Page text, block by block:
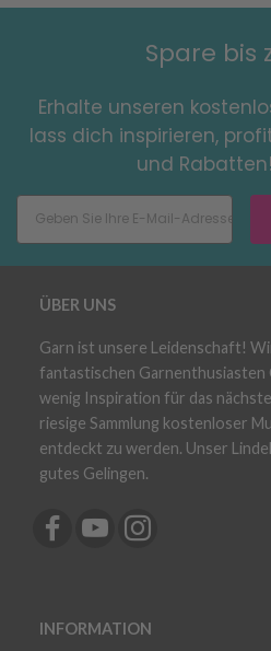
Spare bis
Erhalte unseren
lass dich inspirieren,
und
ÜBER UNS
Garn ist unsere Leidenschaft!
fantastischen Garnenthusiasten
wenig Inspiration für das
riesige Sammlung kostenloser
entdeckt zu werden. Unser
gutes Gelingen.
INFORMATION